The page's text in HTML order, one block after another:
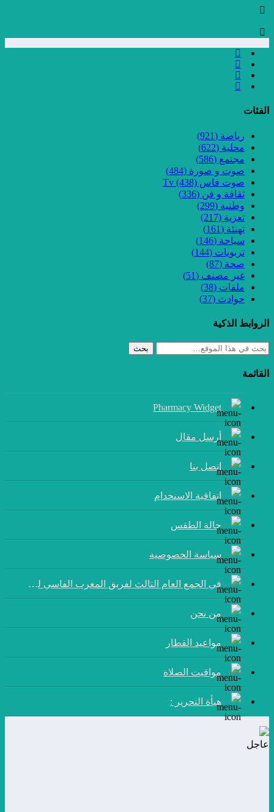
الفئات
رياضة (921)
محلية (622)
مجتمع (586)
صوت و صورة (484)
صوت فاس Tv (438)
ثقافة و فن (336)
وطنية (299)
تعزية (217)
تهنئة (161)
سياحة (146)
تربويات (144)
صحة (87)
غير مصنف (51)
ملفات (38)
حوادث (37)
الروابط الذكية
بحث
القائمة
Pharmacy Widget
أرسل مقال
إتصل بنا
اتفاقية الاستخدام
حالة الطقس
سياسة الخصوصية
في الجمع العام الثالث لفريق المغرب الفاسي لكرة القدم:
من نحن
مواعيد القطار
مواقيت الصلاة
هيأة التحرير :
عاجل